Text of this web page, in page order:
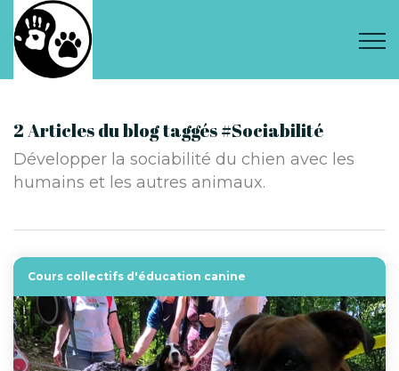
2 Articles du blog taggés #Sociabilité
Développer la sociabilité du chien avec les
humains et les autres animaux.
Cours collectifs d'éducation canine